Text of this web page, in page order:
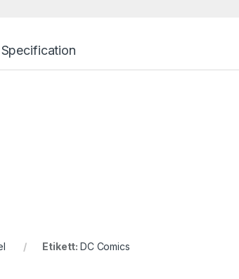
Specification
Etikett:DC Comics